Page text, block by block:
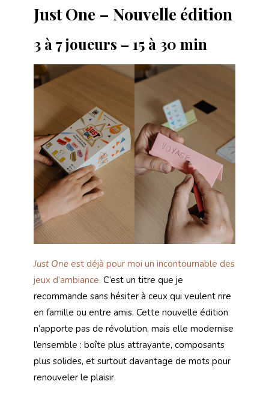
Just One – Nouvelle édition
3 à 7 joueurs – 15 à 30 min
Just One est déjà pour moi un incontournable des
jeux d’ambiance. C’est un titre que je
recommande sans hésiter à ceux qui veulent rire
en famille ou entre amis. Cette nouvelle édition
n’apporte pas de révolution, mais elle modernise
l’ensemble : boîte plus attrayante, composants
plus solides, et surtout davantage de mots pour
renouveler le plaisir.